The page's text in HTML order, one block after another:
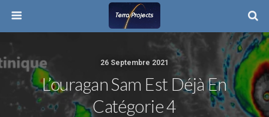
26 Septembre 2021
L’ouragan Sam Est Déjà En
Catégorie 4